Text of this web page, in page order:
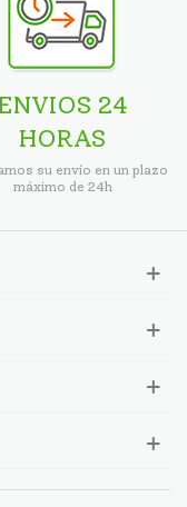
24
HORAS
su envío en un plazo
máximo de 24h